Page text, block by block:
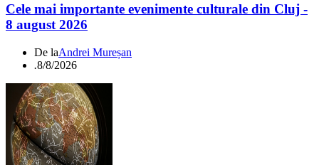
Cele mai importante evenimente culturale din Cluj -
8 august 2026
De laAndrei Mureșan
.8/8/2026